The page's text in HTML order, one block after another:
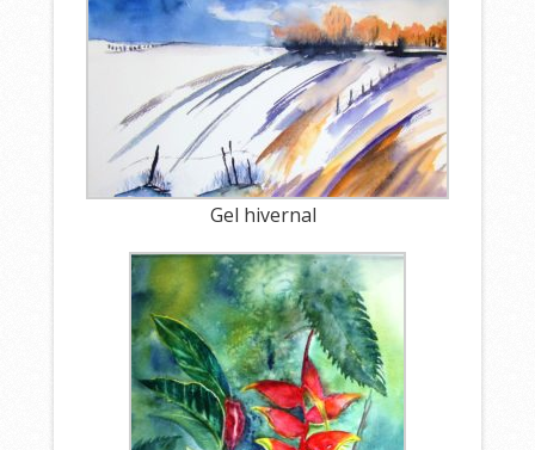
Gel hivernal